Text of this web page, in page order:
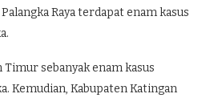
Raya terdapat enam kasus
sebanyak enam kasus
Kemudian, Kabupaten Katingan